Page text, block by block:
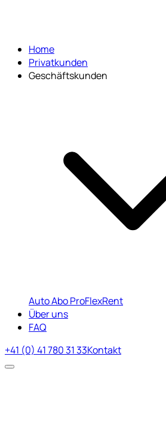
Home
Privatkunden
Geschäftskunden
Auto Abo ProFlexRent
Über uns
FAQ
+41 (0) 41 780 31 33Kontakt